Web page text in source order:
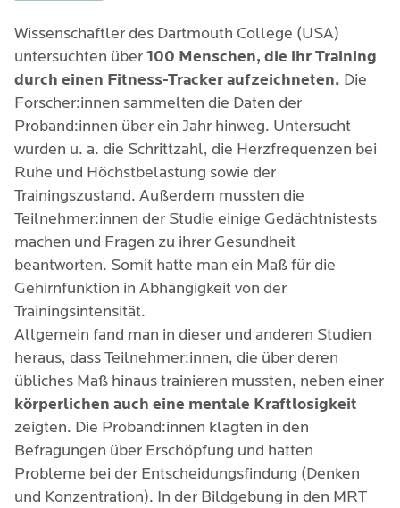
auch entscheidend, dass diegewählte Sportart
regelmäßig und vernünftig dosiert auszuüben.
Wer sich überbelastet und sich viel zu unrealistische
Ziele setzt, ist frustriert und das Trainingsprogramm
könnte dann schnell wieder abgebrochen werden.
Das könnte dann sogar den gegenteiligen Effekt auf
die Stimmung haben. Also sollte man langsam die
Bewegungsintensität steigern und kleine Schritte
und Erfolge auch feiern.
Wissenschaftler des Dartmouth College (USA)
untersuchten über100 Menschen, die ihr Training
durch einen Fitness-Tracker aufzeichneten. Die
Forscher:innen sammelten die Daten der
Proband:innen über ein Jahr hinweg. Untersucht
wurden u. a. die Schrittzahl, die Herzfrequenzen bei
Ruhe und Höchstbelastung sowie der
Trainingszustand. Außerdem mussten die
Teilnehmer:innen der Studie einige Gedächtnistests
machen und Fragen zu ihrer Gesundheit
beantworten. Somit hatte man ein Maß für die
Gehirnfunktion in Abhängigkeit von der
Trainingsintensität.
Allgemein fand man in dieser und anderen Studien
heraus, dass Teilnehmer:innen, die über deren
übliches Maß hinaus trainieren mussten, neben einer
körperlichen auch eine mentale Kraftlosigkeit
zeigten. Die Proband:innen klagten in den
Befragungen über Erschöpfung und hatten
Probleme bei der Entscheidungsfindung (Denken
und Konzentration). In der Bildgebung in den MRT